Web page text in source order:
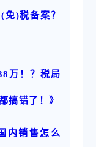
免)税备案？
万！？税局
搞错了！》
内销售怎么